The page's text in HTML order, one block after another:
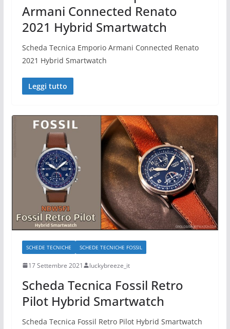
Armani Connected Renato
2021 Hybrid Smartwatch
Scheda Tecnica Emporio Armani Connected Renato
2021 Hybrid Smartwatch
Leggi tutto
SCHEDE TECNICHE SCHEDE TECNICHE FOSSIL
17 Settembre 2021 luckybreeze_it
Scheda Tecnica Fossil Retro
Pilot Hybrid Smartwatch
Scheda Tecnica Fossil Retro Pilot Hybrid Smartwatch